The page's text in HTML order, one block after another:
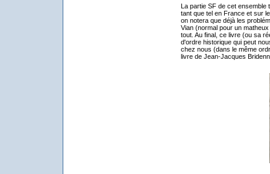
La partie SF de cet ensemble
tant que tel en France et sur
on notera que déjà les
Vian (normal pour un
tout. Au final, ce livre (ou sa
d'ordre historique qui peut
chez nous (dans le même
livre de Jean-Jacques